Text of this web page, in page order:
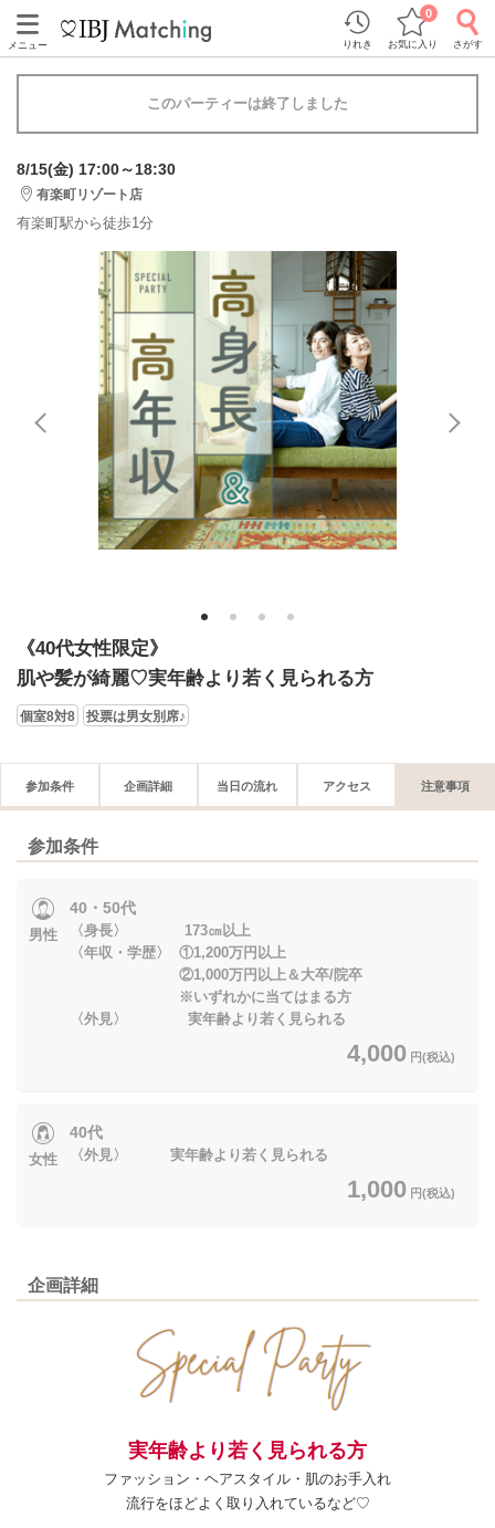
メニュー りれき お気に入り
0
さがす
このパーティーは終了しました
8/15(金) 17:00～18:30
有楽町リゾート店
有楽町駅から徒歩1分
1 2 3 4
《40代女性限定》
肌や髪が綺麗♡実年齢より若く見られる方
個室8対8 投票は男女別席♪
参加条件 企画詳細 当日の流れ アクセス 注意事項
参加条件
男性
40・50代
〈身長〉 173㎝以上
〈年収・学歴〉 ①1,200万円以上
②1,000万円以上＆大卒/院卒
※いずれかに当てはまる方
〈外見〉 実年齢より若く見られる
4,000 円(税込)
女性
40代
〈外見〉 実年齢より若く見られる
1,000 円(税込)
企画詳細
実年齢より若く見られる方
ファッション・ヘアスタイル・肌のお手入れ
流行をほどよく取り入れているなど♡